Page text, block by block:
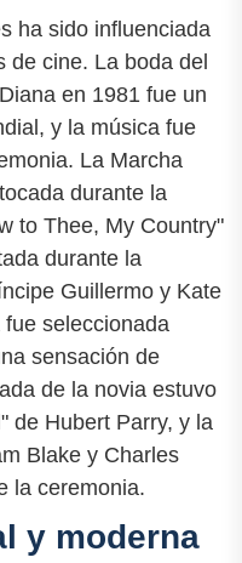
ha sido influenciada
de cine. La boda del
en 1981 fue un
y la música fue
La Marcha
durante la
to Thee, My Country"
durante la
Guillermo y Kate
seleccionada
sensación de
de la novia estuvo
de Hubert Parry, y la
Blake y Charles
la ceremonia.
y moderna